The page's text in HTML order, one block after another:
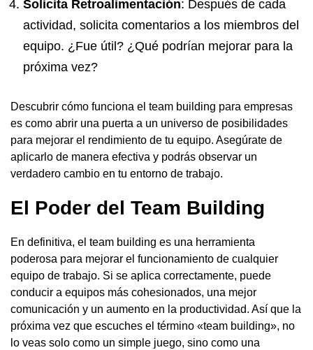
Solicita Retroalimentación: Después de cada
actividad, solicita comentarios a los miembros del
equipo. ¿Fue útil? ¿Qué podrían mejorar para la
próxima vez?
Descubrir cómo funciona el team building para empresas
es como abrir una puerta a un universo de posibilidades
para mejorar el rendimiento de tu equipo. Asegúrate de
aplicarlo de manera efectiva y podrás observar un
verdadero cambio en tu entorno de trabajo.
El Poder del Team Building
En definitiva, el team building es una herramienta
poderosa para mejorar el funcionamiento de cualquier
equipo de trabajo. Si se aplica correctamente, puede
conducir a equipos más cohesionados, una mejor
comunicación y un aumento en la productividad. Así que la
próxima vez que escuches el término «team building», no
lo veas solo como un simple juego, sino como una